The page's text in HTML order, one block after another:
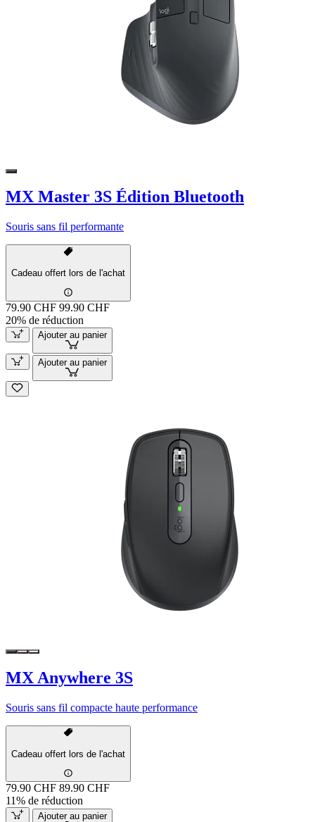
MX Master 3S Édition Bluetooth
Souris sans fil performante
Cadeau offert lors de l'achat
79.90 CHF 99.90 CHF
20% de réduction
Ajouter au panier
Ajouter au panier
MX Anywhere 3S
Souris sans fil compacte haute performance
Cadeau offert lors de l'achat
79.90 CHF 89.90 CHF
11% de réduction
Ajouter au panier